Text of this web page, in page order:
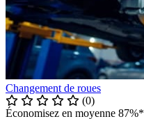
Changement de roues
(0)
Économisez en moyenne 87%*